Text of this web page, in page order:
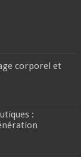
corporel et
: